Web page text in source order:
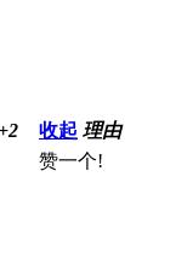
+2 收起 理由
赞一个!